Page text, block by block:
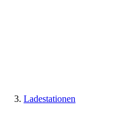
Ladestationen